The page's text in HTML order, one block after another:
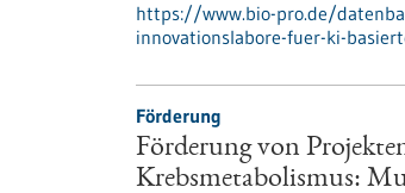
https://www.bio-pro.de/
innovationslabore-fuer-ki-
Förderung
Förderung von
Krebsmetabolismus: